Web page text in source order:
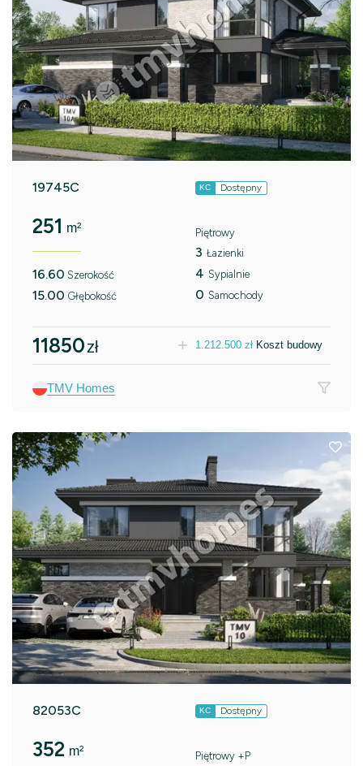
19745C KC Dostępny
251 m²
16.60 Szerokość
15.00 Głębokość
Piętrowy
3 Łazienki
4 Sypialnie
0 Samochody
11850zł 1.212.500 zł Koszt budowy
TMV Homes
82053C KC Dostępny
352 m² Piętrowy +P